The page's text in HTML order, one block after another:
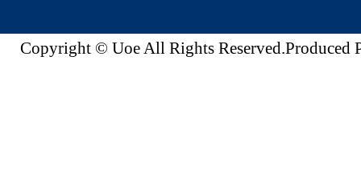
Copyright © Uoe All Rights Reserved.Produced